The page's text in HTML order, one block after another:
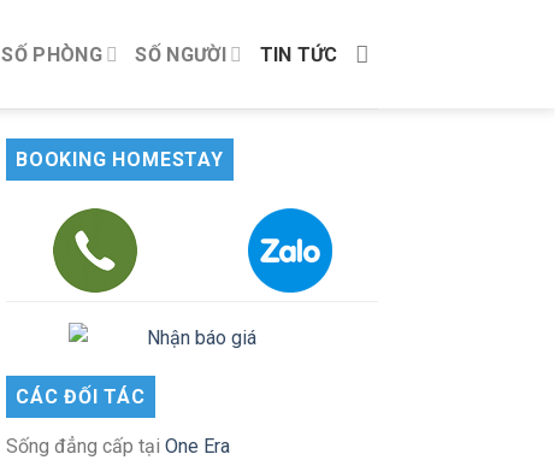
SỐ PHÒNG SỐ NGƯỜI TIN TỨC
BOOKING HOMESTAY
CÁC ĐỐI TÁC
Sống đẳng cấp tại One Era